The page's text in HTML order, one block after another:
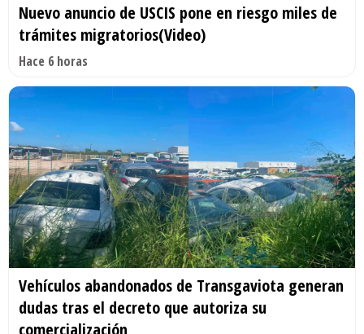
Nuevo anuncio de USCIS pone en riesgo miles de
trámites migratorios(Video)
Hace 6 horas
Vehículos abandonados de Transgaviota generan
dudas tras el decreto que autoriza su